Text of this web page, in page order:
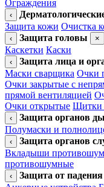
Ограждения
‹
Защита кожи Очистка
‹ Защита головы ×
Каскетки Каски
‹ Защита лица и
Маски сварщика Очки
Очки закрытые с
прямой вентиляцией
Очки открытые Щитки
‹ Защита органов
Полумаски и
‹ Защита органов
Вкладыши
противошумные
‹ Защита от